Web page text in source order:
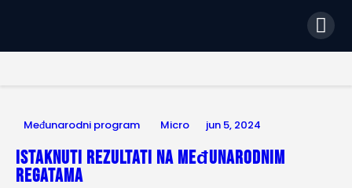
JEDRILIČARSKI SAVEZ SRBIJE (JSS)
Kontakt
Međunarodni program Micro jun 5, 2024
Istaknuti rezultati na međunarodnim
regatama